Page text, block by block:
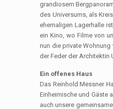
grandiosem
des Universums, als
ehemaligen Lagerhalle
ein Kino, wo Filme von
nun die private
der Feder der Architektin
Ein offenes Haus
Das Reinhold Messner
Einheimische und Gäste
auch unsere